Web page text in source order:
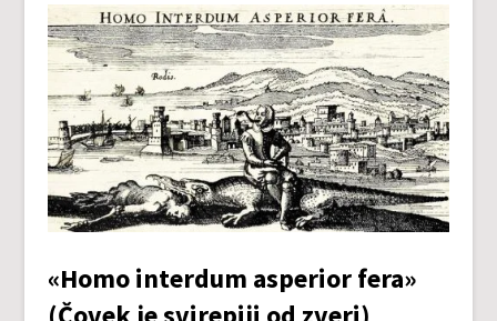
«Homo interdum asperior fera»